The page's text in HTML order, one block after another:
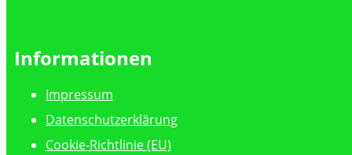
Informationen
Impressum
Datenschutzerklärung
Cookie-Richtlinie (EU)